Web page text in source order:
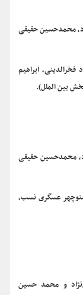
محمدحسین حقیقی
ابراهیم
بین الملل).
محمدحسین حقیقی
منوچهر عسگری نسب،
و محمد حسین